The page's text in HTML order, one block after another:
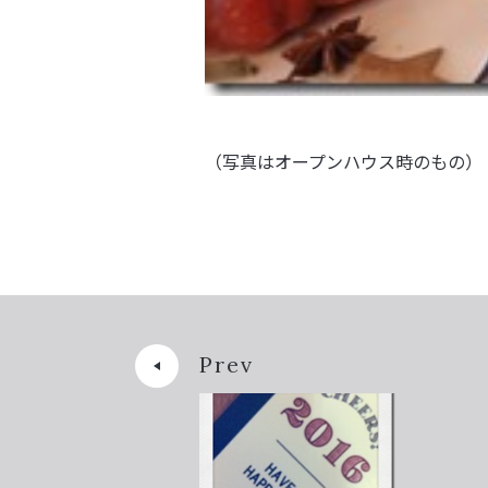
（写真はオープンハウス時のもの）
Prev